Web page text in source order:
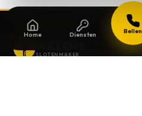
Home Diensten Bellen
SLOTENMAKER